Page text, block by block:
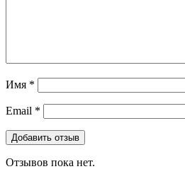
Имя *
Email *
Отзывов пока нет.